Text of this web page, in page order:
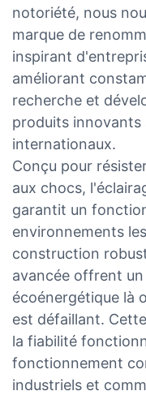
notoriété, nous
marque de
inspirant
améliorant
recherche et
produits innovants
internationaux.
Conçu pour
aux chocs,
garantit un
environnements
construction
avancée offrent
écoénergétique là
est défaillant.
la fiabilité
fonctionnement
industriels et